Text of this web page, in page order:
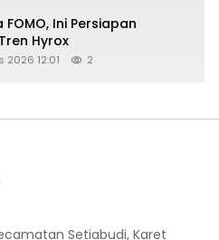
Ini Persiapan
Hyrox
2026 12:01 2
Setiabudi, Karet